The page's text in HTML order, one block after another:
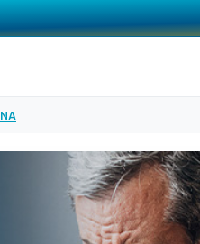
Planos Serviços